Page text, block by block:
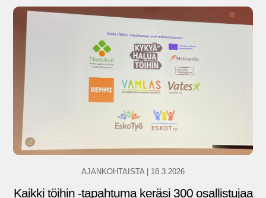
AJANKOHTAISTA 18.3.2026
Kaikki töihin -tapahtuma keräsi 300 osallistujaa